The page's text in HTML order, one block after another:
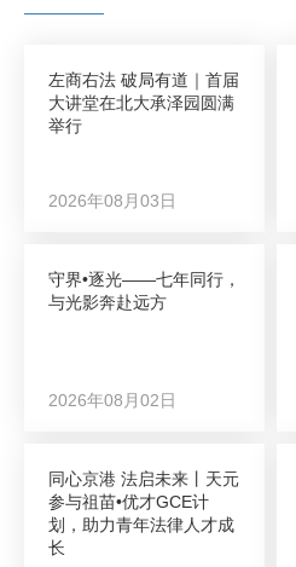
左商右法 破局有道｜首届
大讲堂在北大承泽园圆满
举行
2026年08月03日
守界•逐光——七年同行，
与光影奔赴远方
2026年08月02日
同心京港 法启未来丨天元
参与祖苗•优才GCE计
划，助力青年法律人才成
长